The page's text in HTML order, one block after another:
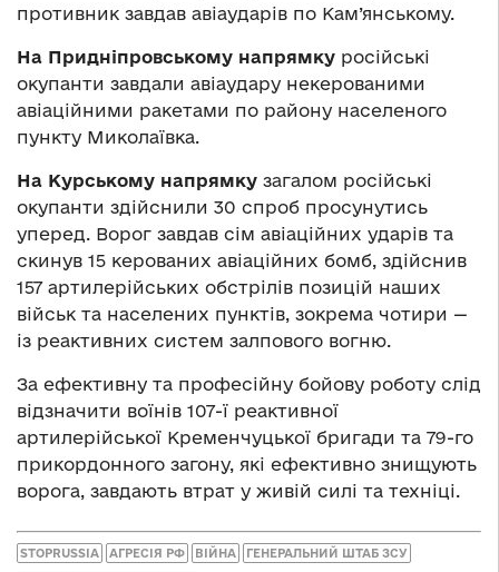
противник завдав авіаударів по Кам’янському.
На Придніпровському напрямку російські
окупанти завдали авіаудару некерованими
авіаційними ракетами по району населеного
пункту Миколаївка.
На Курському напрямку загалом російські
окупанти здійснили 30 спроб просунутись
уперед. Ворог завдав сім авіаційних ударів та
скинув 15 керованих авіаційних бомб, здійснив
157 артилерійських обстрілів позицій наших
військ та населених пунктів, зокрема чотири —
із реактивних систем залпового вогню.
За ефективну та професійну бойову роботу слід
відзначити воїнів 107-ї реактивної
артилерійської Кременчуцької бригади та 79-го
прикордонного загону, які ефективно знищують
ворога, завдають втрат у живій силі та техніці.
STOPRUSSIA АГРЕСІЯ РФ ВІЙНА ГЕНЕРАЛЬНИЙ ШТАБ ЗСУ